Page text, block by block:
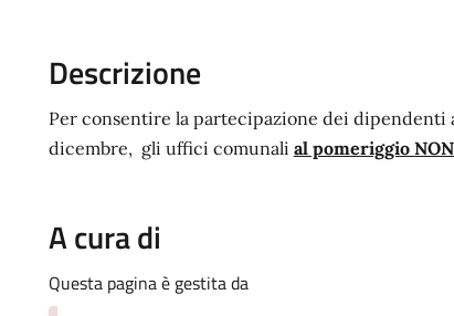
Descrizione
Per consentire la partecipazione dei dipendenti
dicembre, gli uffici comunali al pomeriggio
A cura di
Questa pagina è gestita da